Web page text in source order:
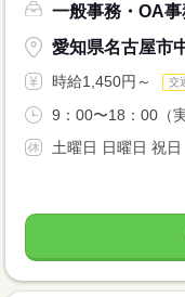
一般事務・OA事
愛知県名古屋市
時給1,450円～ 交
9：00〜18：00（
土曜日 日曜日 祝日